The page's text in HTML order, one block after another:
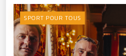
SPORT POUR TOUS